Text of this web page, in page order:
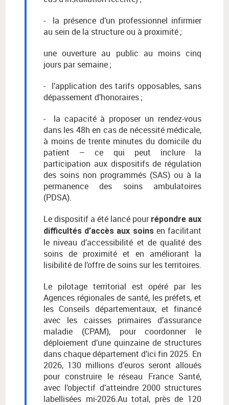
- la présence d’un professionnel infirmier
au sein de la structure ou à proximité ;
une ouverture au public au moins cinq
jours par semaine ;
- l’application des tarifs opposables, sans
dépassement d’honoraires ;
- la capacité à proposer un rendez-vous
dans les 48h en cas de nécessité médicale,
à moins de trente minutes du domicile du
patient – ce qui peut inclure la
participation aux dispositifs de régulation
des soins non programmés (SAS) ou à la
permanence des soins ambulatoires
(PDSA).
Le dispositif a été lancé pour répondre aux
difficultés d’accès aux soinsen facilitant
le niveau d’accessibilité et de qualité des
soins de proximité et en améliorant la
lisibilité de l’offre de soins sur les territoires.
Le pilotage territorial est opéré par les
Agences régionales de santé, les préfets, et
les Conseils départementaux, et financé
avec les caisses primaires d’assurance
maladie (CPAM), pour coordonner le
déploiement d’une quinzaine de structures
dans chaque département d’ici fin 2025. En
2026, 130 millions d’euros seront alloués
pour construire le réseau France Santé,
avec l’objectif d’atteindre 2000 structures
labellisées mi-2026.Au total, près de 120